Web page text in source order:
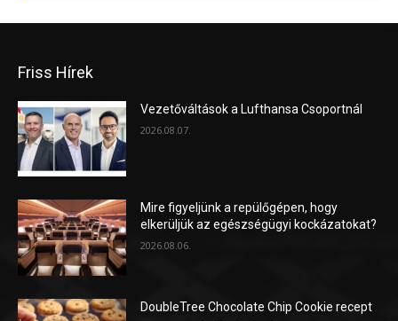
Friss Hírek
Vezetőváltások a Lufthansa Csoportnál
2026.08.07.
Mire figyeljünk a repülőgépen, hogy
elkerüljük az egészségügyi kockázatokat?
2026.08.06.
DoubleTree Chocolate Chip Cookie recept